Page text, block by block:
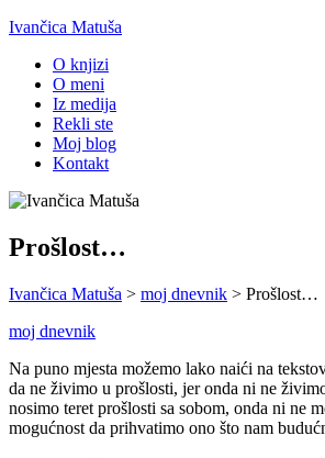
Ivančica Matuša
O knjizi
O meni
Iz medija
Rekli ste
Moj blog
Kontakt
Prošlost…
Ivančica Matuša > moj dnevnik > Prošlost…
moj dnevnik
Na puno mjesta možemo lako naići na
da ne živimo u prošlosti, jer onda ni ne
nosimo teret prošlosti sa sobom, onda ni ne
mogućnost da prihvatimo ono što nam